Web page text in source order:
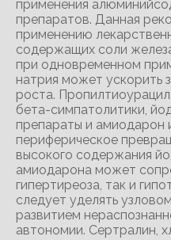
применения
препаратов. Данная
применению
содержащих соли
при одновременном
натрия может ускорить
роста.
бета-симпатолитики,
препараты и амиодарон
периферическое
высокого содержания
амиодарона может
гипертиреоза, так и
следует уделять
развитием
автономии. Сертралин,